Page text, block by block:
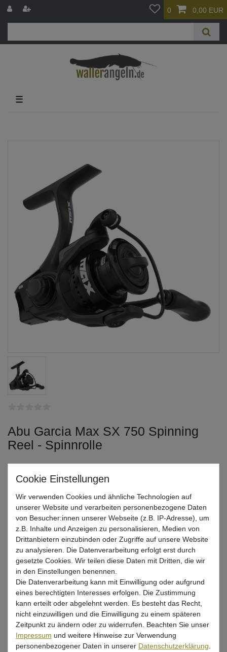
0 0,00 EUR
☰
Abu Garcia Max SX 750 Spinning
Reel - Spinnrolle
UVP 49,99 €
39,38 EUR *
* inkl. ges. MwSt. zzgl.Versandkosten
Lieferzeit 1-3 Tage (Deutschland); 3-7 Tage (Ausland)
Informationen zur Berechnung des Liefertermins hier
Nur noch 1 Stück verfügbar
In den Warenkorb
Wunschliste
Wir verwenden Cookies und ähnliche Technologien auf
unserer Website und verarbeiten personenbezogene Daten
von Besucher:innen unserer Webseite (z.B. IP-Adresse), um
z.B. Inhalte und Anzeigen zu personalisieren, Medien von
Drittanbietern einzubinden oder Zugriffe auf unsere Website
zu analysieren. Die Datenverarbeitung erfolgt erst durch
gesetzte Cookies. Wir teilen diese Daten mit Dritten, die wir
in den Einstellungen benennen.
Die Datenverarbeitung kann mit Einwilligung oder aufgrund
eines berechtigten Interesses erfolgen. Die Zustimmung
kann erteilt oder abgelehnt werden. Es besteht das Recht,
nicht einzuwilligen und die Einwilligung zu einem späteren
Zeitpunkt zu ändern oder zu widerrufen. Beachten Sie unser
Impressum und weitere Hinweise zur Verwendung
personenbezogener Daten in unserer Daten­schutz­erklärung.